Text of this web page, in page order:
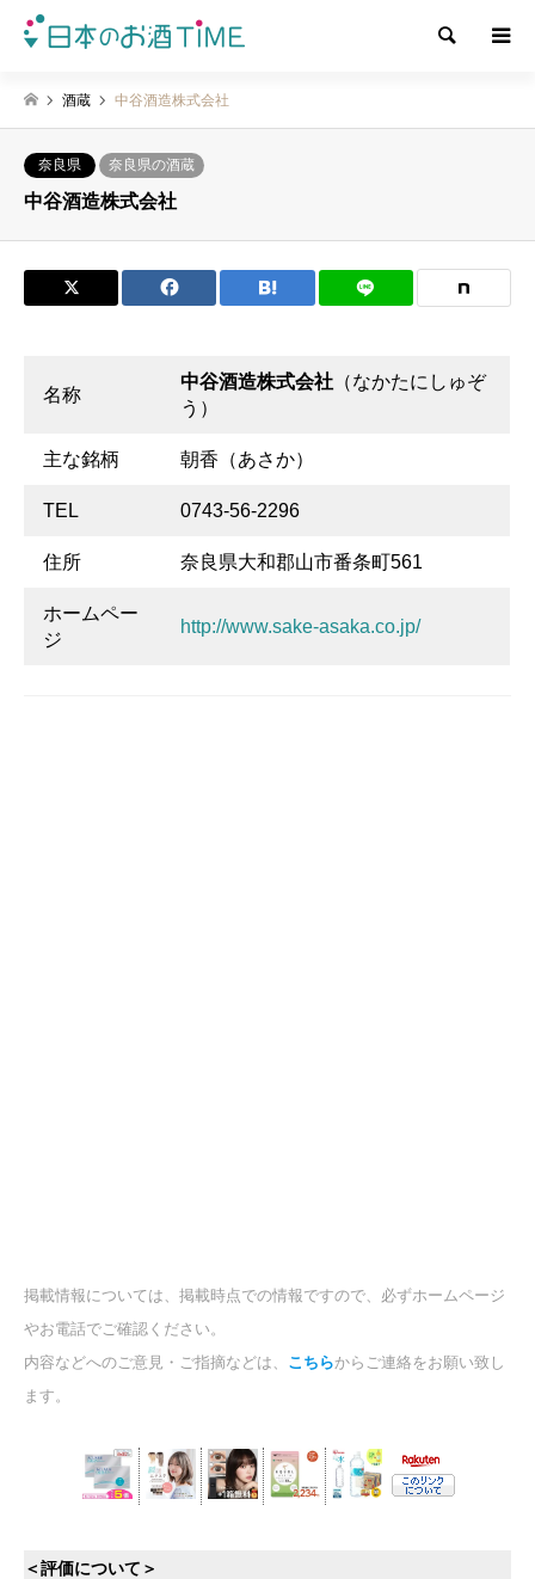
検索
酒蔵 中谷酒造株式会社
奈良県 奈良県の酒蔵
中谷酒造株式会社
名称
中谷酒造株式会社 （なかたにしゅぞ
う）
主な銘柄 朝香（あさか）
TEL 0743-56-2296
住所 奈良県大和郡山市番条町561
ホームペー
ジ
http://www.sake-asaka.co.jp/
掲載情報については、掲載時点での情報ですので、必ずホームページ
やお電話でご確認ください。
内容などへのご意見・ご指摘などは、 こちらからご連絡をお願い致し
ます。
＜評価について＞